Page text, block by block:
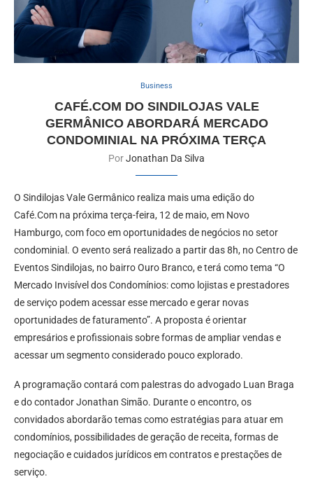
Business
CAFÉ.COM DO SINDILOJAS VALE
GERMÂNICO ABORDARÁ MERCADO
CONDOMINIAL NA PRÓXIMA TERÇA
PorJonathan Da Silva
O Sindilojas Vale Germânico realiza mais uma edição do
Café.Com na próxima terça-feira, 12 de maio, em Novo
Hamburgo, com foco em oportunidades de negócios no setor
condominial. O evento será realizado a partir das 8h, no Centro de
Eventos Sindilojas, no bairro Ouro Branco, e terá como tema “O
Mercado Invisível dos Condomínios: como lojistas e prestadores
de serviço podem acessar esse mercado e gerar novas
oportunidades de faturamento”. A proposta é orientar
empresários e profissionais sobre formas de ampliar vendas e
acessar um segmento considerado pouco explorado.
A programação contará com palestras do advogado Luan Braga
e do contador Jonathan Simão. Durante o encontro, os
convidados abordarão temas como estratégias para atuar em
condomínios, possibilidades de geração de receita, formas de
negociação e cuidados jurídicos em contratos e prestações de
serviço.